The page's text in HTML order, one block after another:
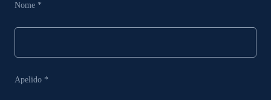
Nome *
Apelido *